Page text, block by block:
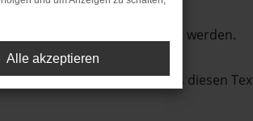
nicht mehr unterstützt werden.
zu beheben. Du kannst uns diesen
Alle akzeptieren